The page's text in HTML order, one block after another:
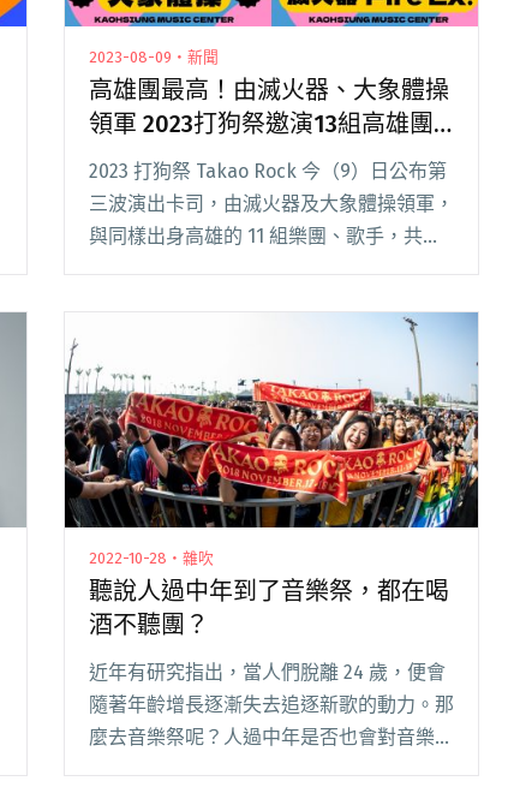
2023-08-09・新聞
高雄團最高！由滅火器、大象體操
領軍 2023打狗祭邀演13組高雄團
登台
2023 打狗祭 Takao Rock 今（9）日公布第
三波演出卡司，由滅火器及大象體操領軍，
與同樣出身高雄的 11 組樂團、歌手，共組
社、王立言樂團、煙雨飄渺、薄荷綠閱讀全
文 "高雄團最高！由滅火器、大象體操領軍
2023打狗祭邀演13組高雄團登台"
2022-10-28・雜吹
聽說人過中年到了音樂祭，都在喝
酒不聽團？
近年有研究指出，當人們脫離 24 歲，便會
隨著年齡增長逐漸失去追逐新歌的動力。那
麼去音樂祭呢？人過中年是否也會對音樂祭